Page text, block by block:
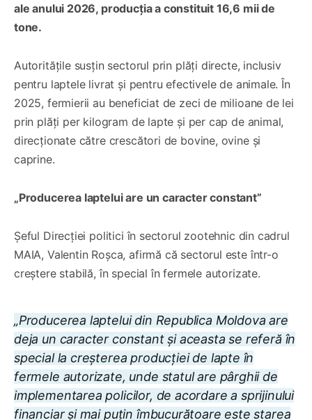
ale anului 2026, producția a constituit 16,6 mii de
tone.
Autoritățile susțin sectorul prin plăți directe, inclusiv
pentru laptele livrat și pentru efectivele de animale. În
2025, fermierii au beneficiat de zeci de milioane de lei
prin plăți per kilogram de lapte și per cap de animal,
direcționate către crescători de bovine, ovine și
caprine.
„Producerea laptelui are un caracter constant”
Șeful Direcției politici în sectorul zootehnic din cadrul
MAIA, Valentin Roșca, afirmă că sectorul este într-o
creștere stabilă, în special în fermele autorizate.
„Producerea laptelui din Republica Moldova are
deja un caracter constant și aceasta se referă în
special la creșterea producției de lapte în
fermele autorizate, unde statul are pârghii de
implementarea policilor, de acordare a sprijinului
financiar și mai puțin îmbucurătoare este starea